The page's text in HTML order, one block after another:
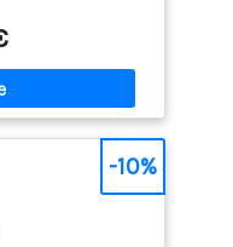
optimale,
extensible
supplémentaire,
et une poignée
confortable
Petite
doublé et un
x 37,35 x 24,6
-10%